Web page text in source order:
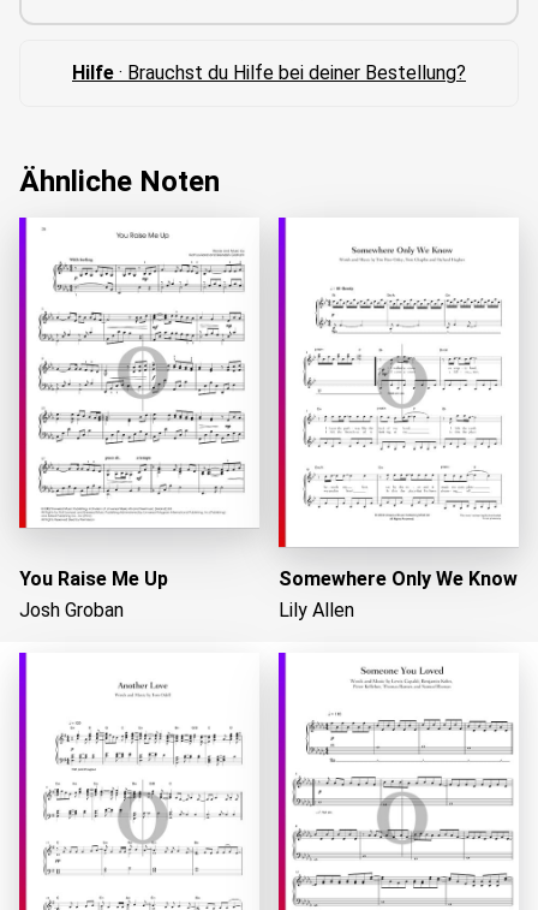
Wird geladen...
Hilfe · Brauchst du Hilfe bei deiner Bestellung?
Ähnliche Noten
You Raise Me Up
Josh Groban
Somewhere Only We Know
Lily Allen